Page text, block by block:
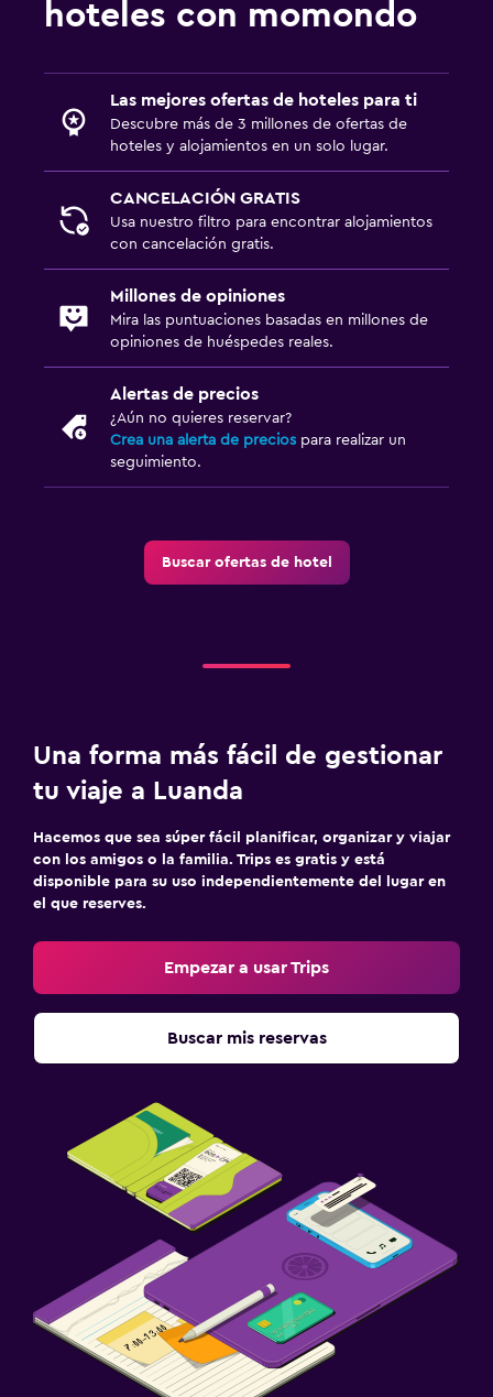
Tienda de regalos
Ideal para familias
Comidas para niños
Gimnasio
hoteles con momondo
Las mejores ofertas de hoteles para ti
Descubre más de 3 millones de ofertas de
hoteles y alojamientos en un solo lugar.
CANCELACIÓN GRATIS
Usa nuestro filtro para encontrar alojamientos
con cancelación gratis.
Millones de opiniones
Mira las puntuaciones basadas en millones de
opiniones de huéspedes reales.
Alertas de precios
¿Aún no quieres reservar?
Crea una alerta de precios para realizar un
seguimiento.
Buscar ofertas de hotel
Una forma más fácil de gestionar
tu viaje a Luanda
Hacemos que sea súper fácil planificar, organizar y viajar
con los amigos o la familia. Trips es gratis y está
disponible para su uso independientemente del lugar en
el que reserves.
Empezar a usar Trips
Buscar mis reservas